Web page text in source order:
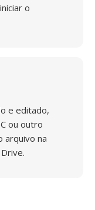
o
e editado,
ou outro
arquivo na